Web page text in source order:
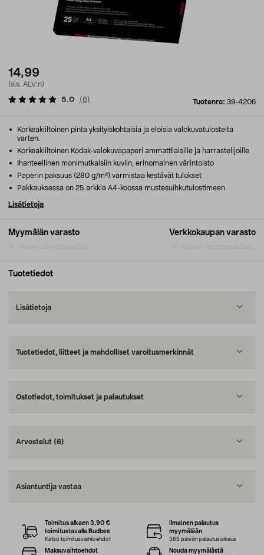
14,99
(sis. ALV:n)
Tuotenro: 39-4206
5.0 (6)
Myymälän varasto Verkkokaupan varasto
Korkeakiiltoinen pinta yksityiskohtaisia ja eloisia valokuvatulosteita
varten.
Korkeakiiltoinen Kodak-valokuvapaperi ammattilaisille ja harrastelijoille
Ihanteellinen monimutkaisiin kuviin, erinomainen värintoisto
Paperin paksuus (280 g/m²) varmistaa kestävät tulokset
Pakkauksessa on 25 arkkia A4-koossa mustesuihkutulostimeen
Lisätietoja
Tuotetiedot
Lisätietoja
Tuotetiedot, liitteet ja mahdolliset varoitusmerkinnät
Ostotiedot, toimitukset ja palautukset
Arvostelut (6)
Asiantuntija vastaa
Toimitus alkaen 3,90 €
toimitustavalla Budbee
Katso toimitusvaihtoehdot
Ilmainen palautus
myymälään
365 päivän palautusoikeus
Maksuvaihtoehdot Nouda myymälästä